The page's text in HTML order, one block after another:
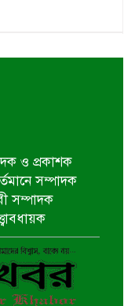
জব্দ
বিভিন্ন বাজারে
কমে অর্ধেকে নেমেছে
দল নেতা টুটুলের
সহযোগিতায়
৭৩০ পিস
গ্রেপ্তার
ও প্রকাশক
সম্পাদক
সম্পাদক